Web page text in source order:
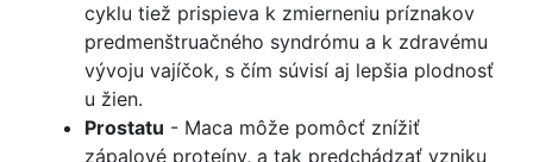
cyklu tiež prispieva k zmierneniu príznakov
predmenštruačného syndrómu a k zdravému
vývoju vajíčok, s čím súvisí aj lepšia plodnosť
u žien.
Prostatu - Maca môže pomôcť znížiť
zápalové proteíny, a tak predchádzať vzniku